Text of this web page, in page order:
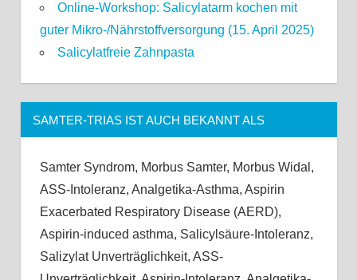
Online-Workshop: Salicylatarm kochen mit
guter Mikro-/Nährstoffversorgung (15. April 2025)
Salicylatfreie Zahnpasta
SAMTER-TRIAS IST AUCH BEKANNT ALS
Samter Syndrom, Morbus Samter, Morbus Widal,
ASS-Intoleranz, Analgetika-Asthma, Aspirin
Exacerbated Respiratory Disease (AERD),
Aspirin-induced asthma, Salicylsäure-Intoleranz,
Salizylat Unverträglichkeit, ASS-